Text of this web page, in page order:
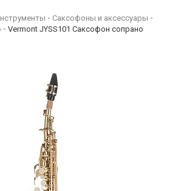
Саксофоны и аксессуары
Vermont JYSS101 Саксофон сопрано